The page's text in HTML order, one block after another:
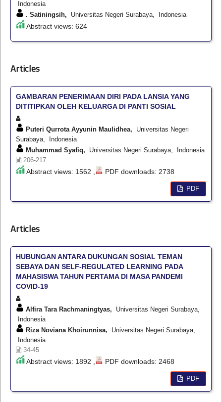
Indonesia
. Satiningsih, Universitas Negeri Surabaya, Indonesia
Abstract views: 624
Articles
GAMBARAN PENERIMAAN DIRI PADA LANSIA YANG
DITITIPKAN OLEH KELUARGA DI PANTI SOSIAL
Puteri Qurrota Ayyunin Maulidhea, Universitas Negeri
Surabaya, Indonesia
Muhammad Syafiq, Universitas Negeri Surabaya, Indonesia
206-217
Abstract views: 1562 , PDF downloads: 2738
PDF
Articles
HUBUNGAN ANTARA DUKUNGAN SOSIAL TEMAN
SEBAYA DAN SELF-REGULATED LEARNING PADA
MAHASISWA TAHUN PERTAMA DI MASA PANDEMI
COVID-19
Alfira Tara Rachmaningtyas, Universitas Negeri Surabaya,
Indonesia
Riza Noviana Khoirunnisa, Universitas Negeri Surabaya,
Indonesia
34-45
Abstract views: 1892 , PDF downloads: 2468
PDF